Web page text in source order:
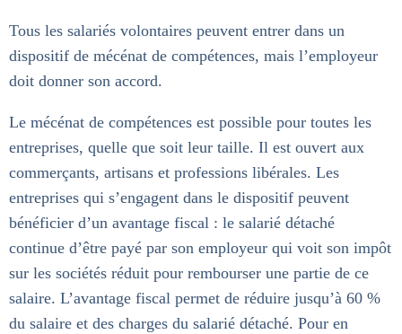
Tous les salariés volontaires peuvent entrer dans un
dispositif de mécénat de compétences, mais l’employeur
doit donner son accord.
Le mécénat de compétences est possible pour toutes les
entreprises, quelle que soit leur taille. Il est ouvert aux
commerçants, artisans et professions libérales. Les
entreprises qui s’engagent dans le dispositif peuvent
bénéficier d’un avantage fiscal : le salarié détaché
continue d’être payé par son employeur qui voit son impôt
sur les sociétés réduit pour rembourser une partie de ce
salaire. L’avantage fiscal permet de réduire jusqu’à 60 %
du salaire et des charges du salarié détaché. Pour en